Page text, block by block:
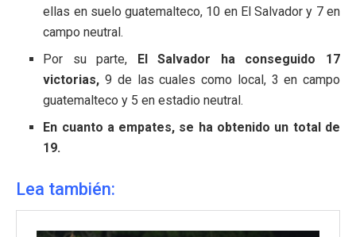
ellas en suelo guatemalteco, 10 en El Salvador y 7 en
campo neutral.
Por su parte, El Salvador ha conseguido 17
victorias, 9 de las cuales como local, 3 en campo
guatemalteco y 5 en estadio neutral.
En cuanto a empates, se ha obtenido un total de
19.
Lea también: